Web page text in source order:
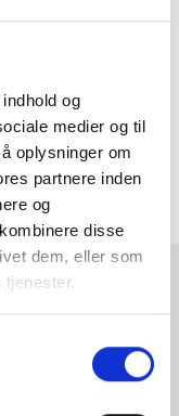
og
medier og til
oplysninger om
partnere inden
og
disse
dem, eller som